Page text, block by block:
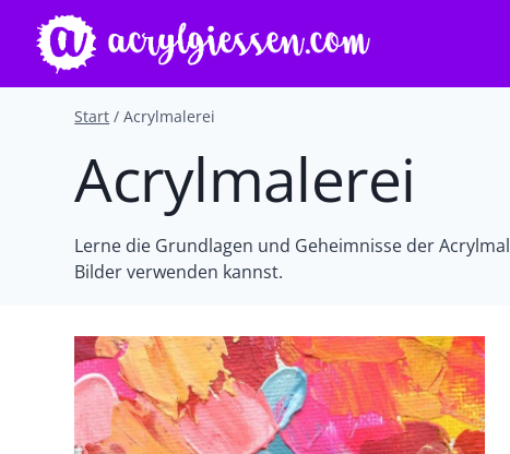
Inhalt
springen
Start / Acrylmalerei
Acrylmalerei
Lerne die Grundlagen und Geheimnisse der
Bilder verwenden kannst.